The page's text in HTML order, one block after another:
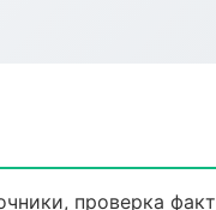
проверка